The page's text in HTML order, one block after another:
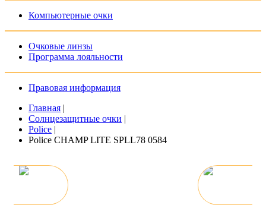
Компьютерные очки
Очковые линзы
Программа лояльности
Правовая информация
Главная |
Солнцезащитные очки |
Police |
Police CHAMP LITE SPLL78 0584